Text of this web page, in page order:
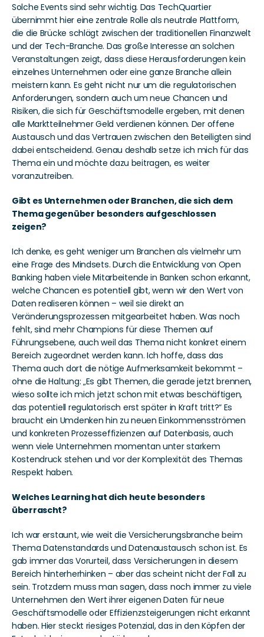
Solche Events sind sehr wichtig. Das TechQuartier
übernimmt hier eine zentrale Rolle als neutrale Plattform,
die die Brücke schlägt zwischen der traditionellen Finanzwelt
und der Tech-Branche. Das große Interesse an solchen
Veranstaltungen zeigt, dass diese Herausforderungen kein
einzelnes Unternehmen oder eine ganze Branche allein
meistern kann. Es geht nicht nur um die regulatorischen
Anforderungen, sondern auch um neue Chancen und
Risiken, die sich für Geschäftsmodelle ergeben, mit denen
alle Marktteilnehmer Geld verdienen können. Der offene
Austausch und das Vertrauen zwischen den Beteiligten sind
dabei entscheidend. Genau deshalb setze ich mich für das
Thema ein und möchte dazu beitragen, es weiter
voranzutreiben.
Gibt es Unternehmen oder Branchen, die sich dem
Thema gegenüber besonders aufgeschlossen
zeigen?
Ich denke, es geht weniger um Branchen als vielmehr um
eine Frage des Mindsets. Durch die Entwicklung von Open
Banking haben viele Mitarbeitende in Banken schon erkannt,
welche Chancen es potentiell gibt, wenn wir den Wert von
Daten realiseren können – weil sie direkt an
Veränderungsprozessen mitgearbeitet haben. Was noch
fehlt, sind mehr Champions für diese Themen auf
Führungsebene, auch weil das Thema nicht konkret einem
Bereich zugeordnet werden kann. Ich hoffe, dass das
Thema auch dort die nötige Aufmerksamkeit bekommt –
ohne die Haltung: „Es gibt Themen, die gerade jetzt brennen,
wieso sollte ich mich jetzt schon mit etwas beschäftigen,
das potentiell regulatorisch erst später in Kraft tritt?“ Es
braucht ein Umdenken hin zu neuen Einkommensströmen
und konkreten Prozesseffizienzen auf Datenbasis, auch
wenn viele Unternehmen momentan unter starkem
Kostendruck stehen und vor der Komplexität des Themas
Respekt haben.
Welches Learning hat dich heute besonders
überrascht?
Ich war erstaunt, wie weit die Versicherungsbranche beim
Thema Datenstandards und Datenaustausch schon ist. Es
gab immer das Vorurteil, dass Versicherungen in diesem
Bereich hinterherhinken – aber das scheint nicht der Fall zu
sein. Trotzdem muss man sagen, dass noch immer zu viele
Unternehmen den Wert ihrer eigenen Daten für neue
Geschäftsmodelle oder Effizienzsteigerungen nicht erkannt
haben. Hier steckt riesiges Potenzial, das in den Köpfen der